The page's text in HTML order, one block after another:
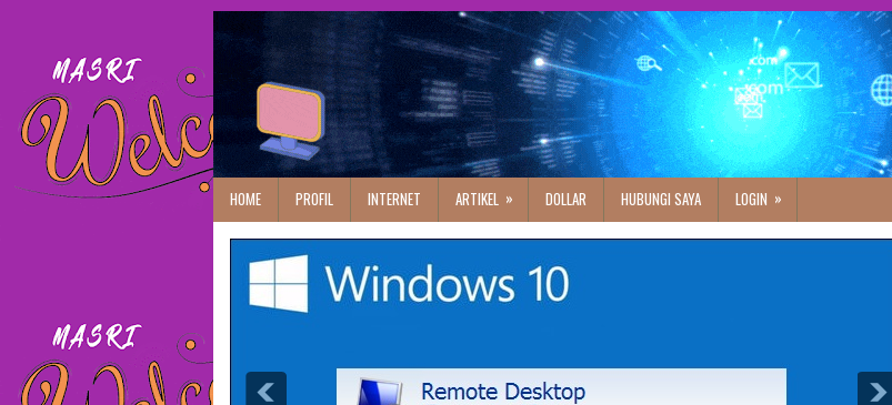
HOME PROFIL INTERNET ARTIKEL » DOLLAR HUBUNGI SAYA LOGIN »